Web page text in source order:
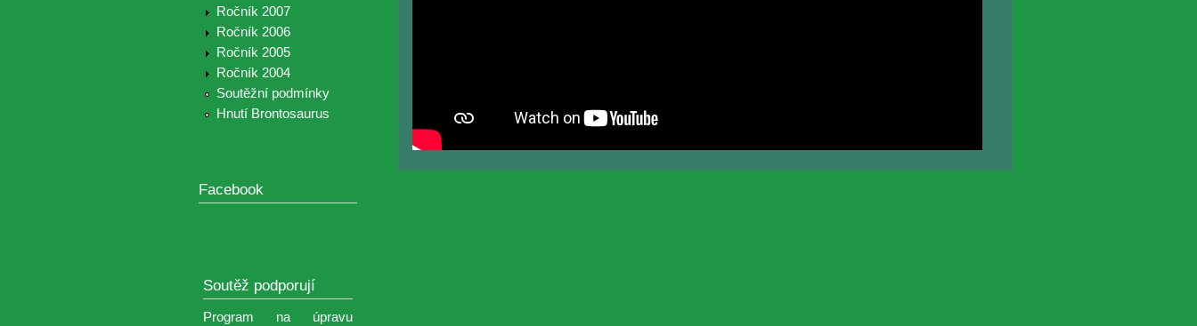
Ročník 2007
Ročník 2006
Ročník 2005
Ročník 2004
Soutěžní podmínky
Hnutí Brontosaurus
Facebook
Soutěž podporují
Program na úpravu